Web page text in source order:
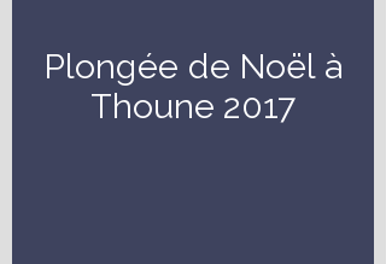
Plongée de Noël à
Thoune 2017